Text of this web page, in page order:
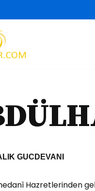
GUCDEVANI
Hazretlerinden